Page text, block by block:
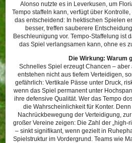
Alonso nutzte es in Leverkusen, um
Tempo staffeln kann, verfügt über
das entscheidend: In hektischen Spielen
besser, treffen sauberere
Beschleunigung vor. Tempo-Staffelung ist
das Spiel verlangsamen kann, ohne es
Die Wirkung: Warum
Schnelles Spiel erzeugt Chancen –
entstehen nicht aus tiefem Verteidigen,
gefährlich: Vertikale Pässe unter Druck,
wenn das Spiel permanent unter
ihre defensive Qualität. Wer das Tempo
die Wahrscheinlichkeit für Konter.
Nachrückbewegung der Verteidigung,
großer Vereine zeigen: Die Zahl der
– sinkt signifikant, wenn gezielt in
Spielstruktur im Vordergrund. Teams wie